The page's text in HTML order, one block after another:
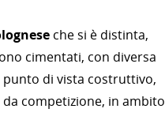
che si è distinta,
cimentati, con diversa
di vista costruttivo,
competizione, in ambito